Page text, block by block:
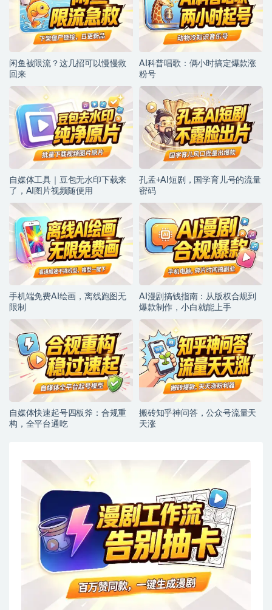
闲鱼被限流？这几招可以慢慢救
回来
AI科普唱歌：俩小时搞定爆款涨
粉号
自媒体工具｜豆包无水印下载来
了，AI图片视频随便用
孔孟+AI短剧，国学育儿号的流量
密码
手机端免费AI绘画，离线跑图无
限制
AI漫剧搞钱指南：从版权合规到
爆款制作，小白就能上手
自媒体快速起号四板斧：合规重
构，全平台通吃
搬砖知乎神问答，公众号流量天
天涨